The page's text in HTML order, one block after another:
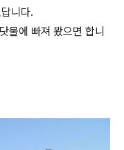
니다.
물에 빠져 봤으면 합니